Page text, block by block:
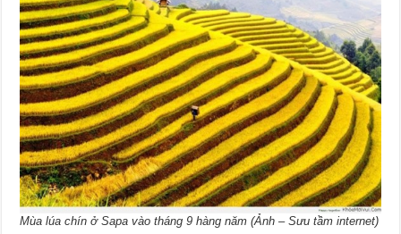
Mùa lúa chín ở Sapa vào tháng 9 hàng năm (Ảnh – Sưu tầm internet)